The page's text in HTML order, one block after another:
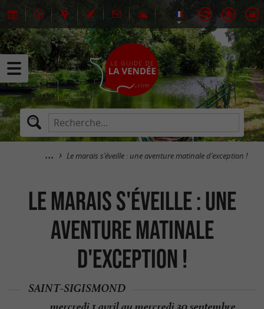
Le marais s'éveille : une aventure matinale d'exception !
Le marais s'éveille : une
aventure matinale
d'exception !
SAINT-SIGISMOND
mercredi 1 avril au mercredi 30 septembre